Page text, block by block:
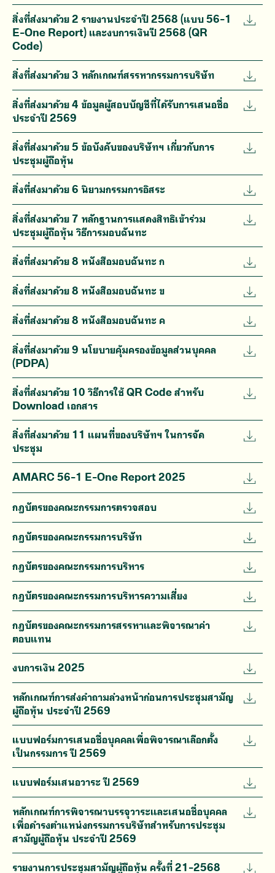
สิ่งที่ส่งมาด้วย 2 รายงานประจำปี 2568 (แบบ 56-1
E-One Report) และงบการเงินปี 2568 (QR
Code)
สิ่งที่ส่งมาด้วย 3 หลักเกณฑ์สรรหากรรมการบริษัท
สิ่งที่ส่งมาด้วย 4 ข้อมูลผู้สอบบัญชีที่ได้รับการเสนอชื่อ
ประจำปี 2569
สิ่งที่ส่งมาด้วย 5 ข้อบังคับของบริษัทฯ เกี่ยวกับการ
ประชุมผู้ถือหุ้น
สิ่งที่ส่งมาด้วย 6 นิยามกรรมการอิสระ
สิ่งที่ส่งมาด้วย 7 หลักฐานการแสดงสิทธิเข้าร่วม
ประชุมผู้ถือหุ้น วิธีการมอบฉันทะ
สิ่งที่ส่งมาด้วย 8 หนังสือมอบฉันทะ ก
สิ่งที่ส่งมาด้วย 8 หนังสือมอบฉันทะ ข
สิ่งที่ส่งมาด้วย 8 หนังสือมอบฉันทะ ค
สิ่งที่ส่งมาด้วย 9 นโยบายคุ้มครองข้อมูลส่วนบุคคล
(PDPA)
สิ่งที่ส่งมาด้วย 10 วิธีการใช้ QR Code สำหรับ
Download เอกสาร
สิ่งที่ส่งมาด้วย 11 แผนที่ของบริษัทฯ ในการจัด
ประชุม
AMARC 56-1 E-One Report 2025
กฎบัตรของคณะกรรมการตรวจสอบ
กฎบัตรของคณะกรรมการบริษัท
กฎบัตรของคณะกรรมการบริหาร
กฎบัตรของคณะกรรมการบริหารความเสี่ยง
กฎบัตรของคณะกรรมการสรรหาและพิจารณาค่า
ตอบแทน
งบการเงิน 2025
หลักเกณฑ์การส่งคำถามล่วงหน้าก่อนการประชุมสามัญ
ผู้ถือหุ้น ประจำปี 2569
แบบฟอร์มการเสนอชื่อบุคคลเพื่อพิจารณาเลือกตั้ง
เป็นกรรมการ ปี 2569
แบบฟอร์มเสนอวาระ ปี 2569
หลักเกณฑ์การพิจารณาบรรจุวาระและเสนอชื่อบุคคล
เพื่อดำรงตำแหน่งกรรมการบริษัทสำหรับการประชุม
สามัญผู้ถือหุ้น ประจำปี 2569
รายงานการประชุมสามัญผู้ถือหุ้น ครั้งที่ 21-2568